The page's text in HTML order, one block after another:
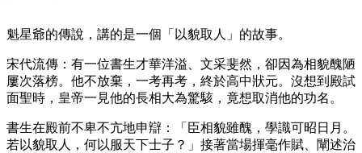
魁星爺的傳說，講的是一個「以貌取人」的故事。
宋代流傳：有一位書生才華洋溢、文采斐然，卻因為相貌醜陋
屢次落榜。他不放棄，一考再考，終於高中狀元。沒想到殿試
面聖時，皇帝一見他的長相大為驚駭，竟想取消他的功名。
書生在殿前不卑不亢地申辯：「臣相貌雖醜，學識可昭日月。
若以貌取人，何以服天下士子？」接著當場揮毫作賦、闡述治